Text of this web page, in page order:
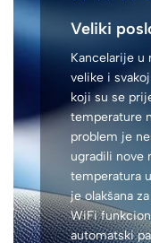
Veliki
Kancelarije u
velike i
koji su se
temperature
problem je
ugradili nove
temperatura
je olakšana
WiFi
automatski